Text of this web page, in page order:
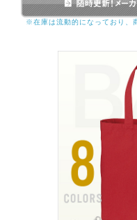
※在庫は流動的になっており、